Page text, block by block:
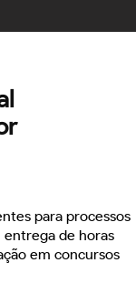
para processos
entrega de horas
em concursos